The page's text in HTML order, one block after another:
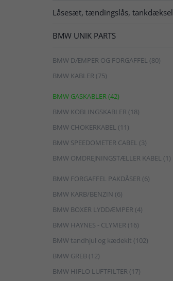
Låsesæt, tændingslås, tankdæksel
BMW UNIK PARTS
BMW DÆMPER OG FORGAFFEL (80)
BMW KABLER (75)
BMW GASKABLER (42)
BMW KOBLINGSKABLER (18)
BMW CHOKERKABEL (11)
BMW SPEEDOMETER CABEL (3)
BMW OMDREJNINGSTÆLLER KABEL (1)
BMW FORGAFFEL PAKDÅSER (6)
BMW KARB/BENZIN (6)
BMW BOXER LYDDÆMPER (4)
BMW HAYNES - CLYMER (16)
BMW tandhjul og kædekit (102)
BMW GREB (12)
BMW HIFLO LUFTFILTER (17)